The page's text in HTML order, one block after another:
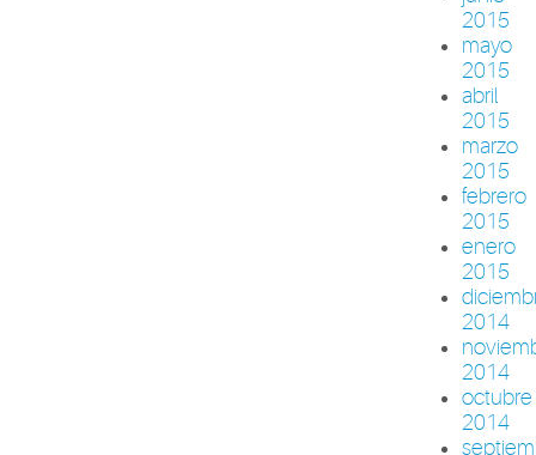
2015
mayo
2015
abril
2015
marzo
2015
febrero
2015
enero
2015
2014
2014
octubre
2014